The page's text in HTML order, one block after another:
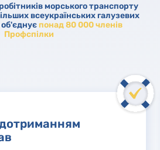
морського транспорту
всеукраїнських галузевих
понад 80 000 членів
Профспілки